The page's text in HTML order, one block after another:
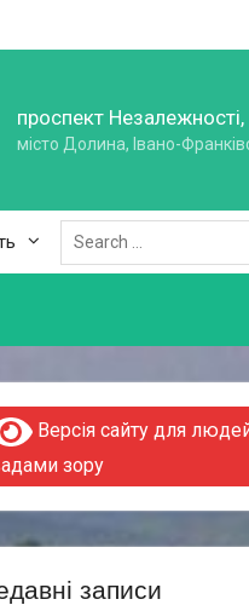
проспект
місто Долина, Івано-
Search
for:
Версія сайту для
зору
записи